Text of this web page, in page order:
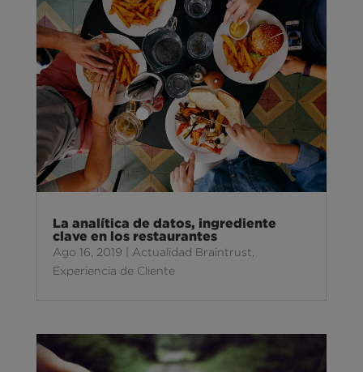
La analítica de datos, ingrediente
clave en los restaurantes
Ago 16, 2019 Actualidad Braintrust
Experiencia de Cliente